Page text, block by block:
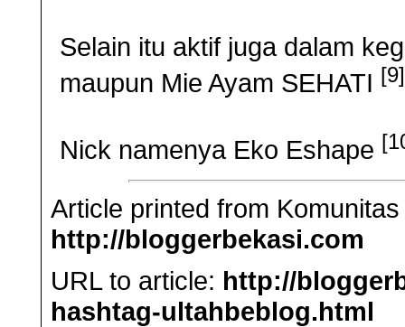
Selain itu aktif juga dalam
maupun Mie Ayam SEHATI [9]
Nick namenya Eko Eshape
Article printed from
http://bloggerbekasi.com
URL to article: http://
hashtag-ultahbeblog.html